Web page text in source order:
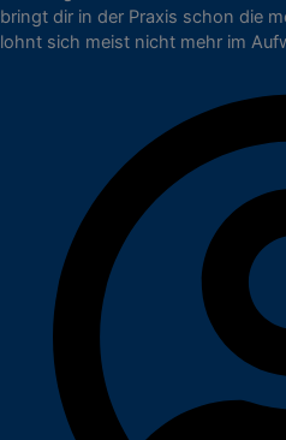
bringt dir in der Praxis schon die
lohnt sich meist nicht mehr im